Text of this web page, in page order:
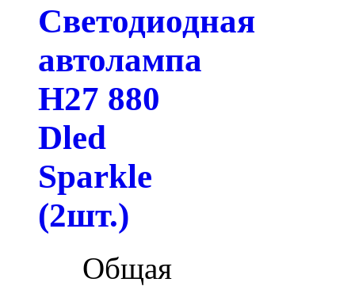
Светодиодная
автолампа
H27 880
Dled
Sparkle
(2шт.)
Общая